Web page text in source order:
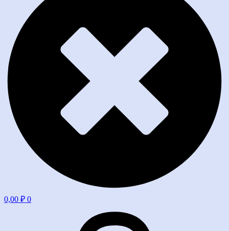
0,00 ₽ 0